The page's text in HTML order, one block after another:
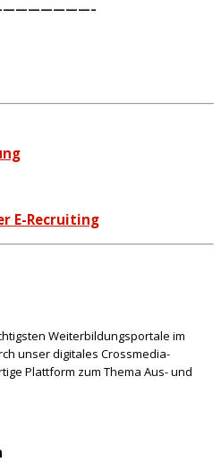
E-Recruiting
Weiterbildungsportale im
unser digitales Crossmedia-
Plattform zum Thema Aus- und